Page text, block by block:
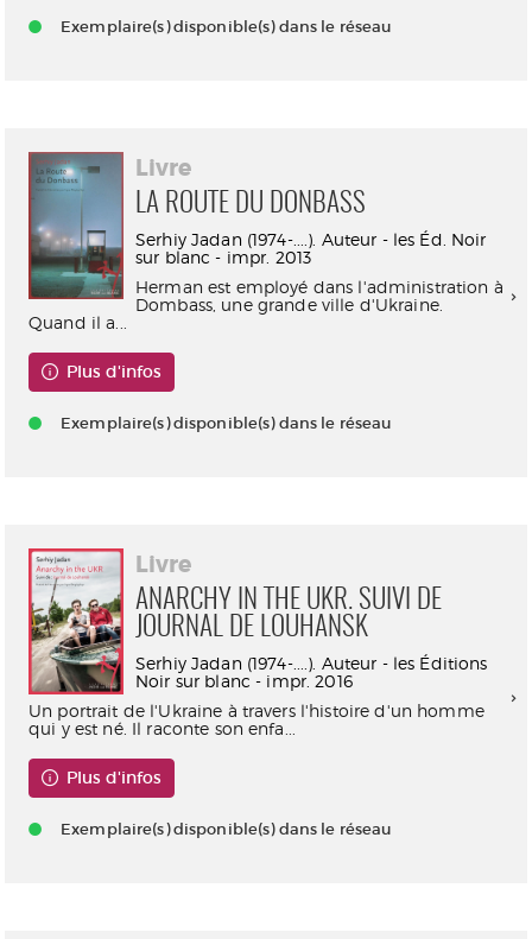
Exemplaire(s) disponible(s) dans le réseau
Livre
LA ROUTE DU DONBASS
Serhiy Jadan (1974-....). Auteur - les Éd. Noir
sur blanc - impr. 2013
Herman est employé dans l'administration à
Dombass, une grande ville d'Ukraine.
Quand il a...
Plus d'infos
Exemplaire(s) disponible(s) dans le réseau
Livre
ANARCHY IN THE UKR. SUIVI DE
JOURNAL DE LOUHANSK
Serhiy Jadan (1974-....). Auteur - les Éditions
Noir sur blanc - impr. 2016
Un portrait de l'Ukraine à travers l'histoire d'un homme
qui y est né. Il raconte son enfa...
Plus d'infos
Exemplaire(s) disponible(s) dans le réseau